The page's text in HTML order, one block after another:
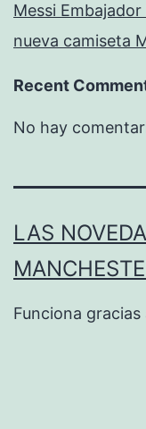
Messi Embajador
nueva camiseta
Recent
No hay
LAS
Funciona gracias